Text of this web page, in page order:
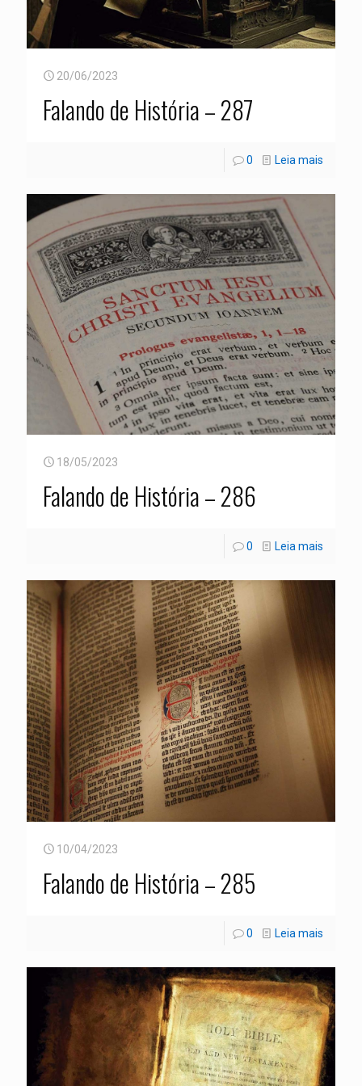
20/06/2023
Falando de História – 287
0 Leia mais
18/05/2023
Falando de História – 286
0 Leia mais
10/04/2023
Falando de História – 285
0 Leia mais